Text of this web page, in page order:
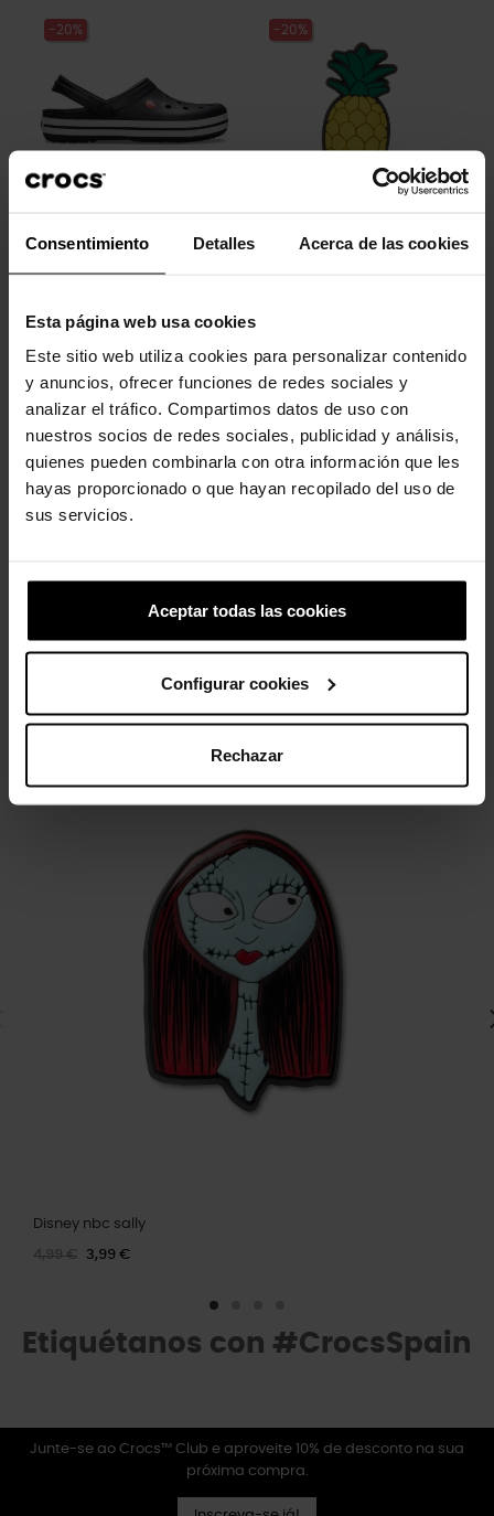
Consentimiento Detalles Acerca de las cookies
Esta página web usa cookies
Este sitio web utiliza cookies para personalizar contenido
y anuncios, ofrecer funciones de redes sociales y
analizar el tráfico. Compartimos datos de uso con
nuestros socios de redes sociales, publicidad y análisis,
quienes pueden combinarla con otra información que les
hayas proporcionado o que hayan recopilado del uso de
sus servicios.
Aceptar todas las cookies
Configurar cookies
Rechazar
-20%
Tamancos Crocband™ U
unissex
-20%
Abacaxi
5,99 €
4 outros produtos na mesma
Disney nbc sally
4,99 € 3,99 €
Etiquétanos con #CrocsSpain
Junte-se ao Crocs™ Club e aproveite 10% de desconto na sua
próxima compra.